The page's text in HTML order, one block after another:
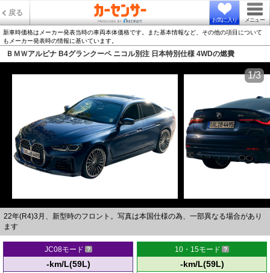
戻る
お気に入り メニュー
新車時価格はメーカー発表当時の車両本体価格です。また基本情報など、その他の項目について
もメーカー発表時の情報に基いています。
ＢＭＷアルピナ B4グランクーペ ニコル別注 日本特別仕様 4WDの燃費
22年(R4)3月、新型時のフロント。写真は本国仕様の為、一部異なる場合があり
ます
1/3
JC08モード
-km/L(59L)
10・15モード
-km/L(59L)